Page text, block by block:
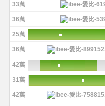
33萬
36萬
25萬
36萬
42萬
31萬
42萬